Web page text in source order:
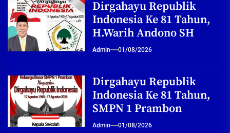
Dirgahayu Republik
Indonesia Ke 81 Tahun,
H.Warih Andono SH
Admin 01/08/2026
Dirgahayu Republik
Indonesia Ke 81 Tahun,
SMPN 1 Prambon
Admin 01/08/2026